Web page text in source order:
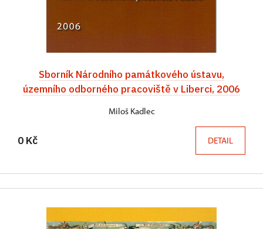
Sborník Národního památkového ústavu,
územního odborného pracoviště v Liberci, 2006
Miloš Kadlec
0 Kč DETAIL